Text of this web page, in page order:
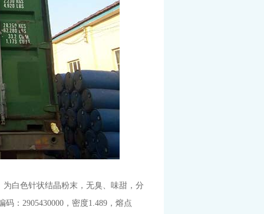
白色针状结晶粉末，无臭、味甜，分
码：2905430000，密度1.489，熔点